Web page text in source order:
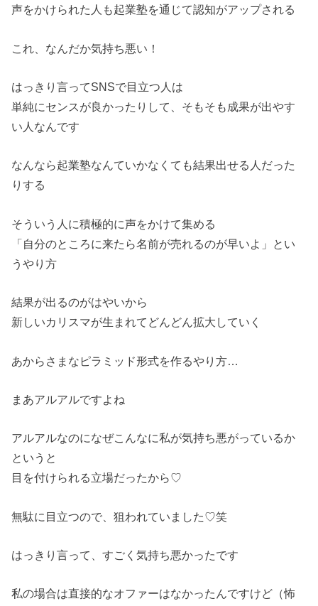
声をかけられた人も起業塾を通じて認知がアップされる
これ、なんだか気持ち悪い！
はっきり言ってSNSで目立つ人は
単純にセンスが良かったりして、そもそも成果が出やす
い人なんです
なんなら起業塾なんていかなくても結果出せる人だった
りする
そういう人に積極的に声をかけて集める
「自分のところに来たら名前が売れるのが早いよ」とい
うやり方
結果が出るのがはやいから
新しいカリスマが生まれてどんどん拡大していく
あからさまなピラミッド形式を作るやり方…
まあアルアルですよね
アルアルなのになぜこんなに私が気持ち悪がっているか
というと
目を付けられる立場だったから♡
無駄に目立つので、狙われていました♡笑
はっきり言って、すごく気持ち悪かったです
私の場合は直接的なオファーはなかったんですけど（怖